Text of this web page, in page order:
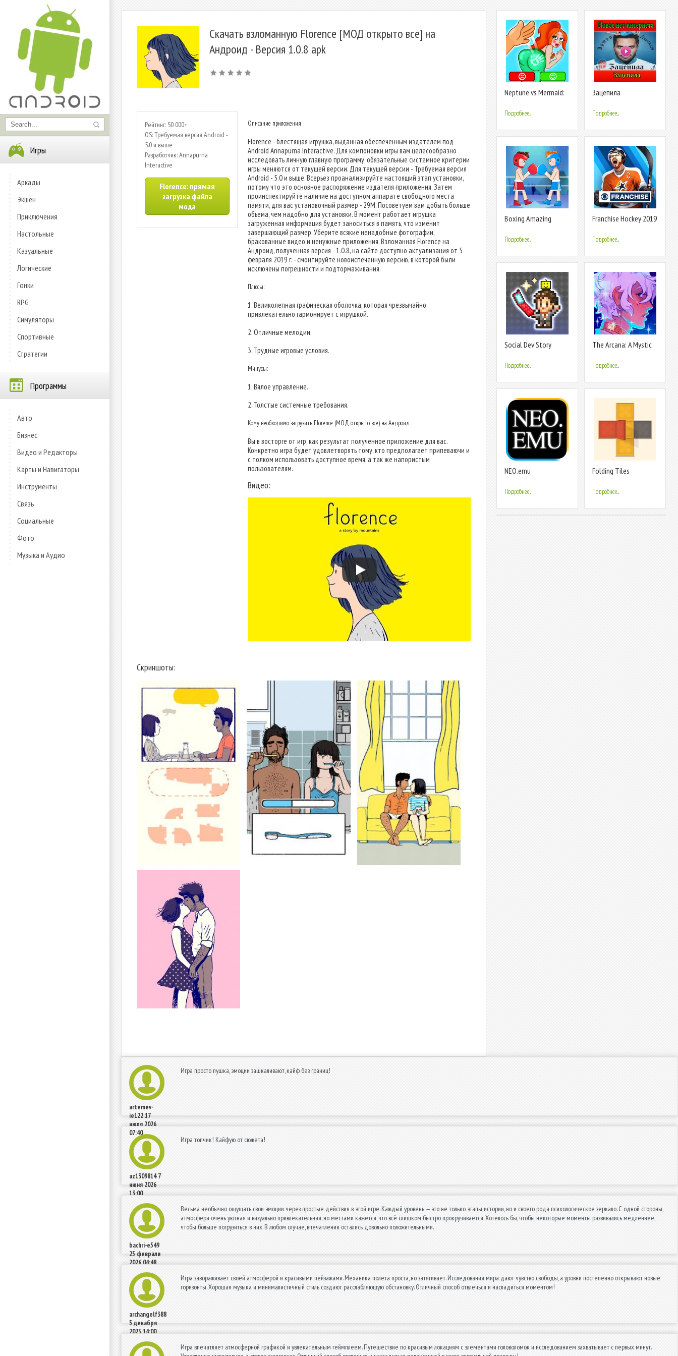
Игры
Аркады
Экшен
Приключения
Настольные
Казуальные
Логические
Гонки
RPG
Симуляторы
Спортивные
Стратегии
Программы
Авто
Бизнес
Видео и Редакторы
Карты и Навигаторы
Инструменты
Связь
Социальные
Фото
Музыка и Аудио
Скачать взломанную Florence [МОД открыто все] на
Андроид - Версия 1.0.8 apk
Рейтинг: 50 000+
OS: Требуемая версия Android -
5.0 и выше
Разработчик: Annapurna
Interactive
Florence: прямая
загрузка файла
мода
Описание приложения
Florence - блестящая игрушка, выданная обеспеченным издателем под
Android Annapurna Interactive. Для компоновки игры вам целесообразно
исследовать личную главную программу, обязательные системное критерии
игры меняются от текущей версии. Для текущей версии - Требуемая версия
Android - 5.0 и выше. Всерьез проанализируйте настоящий этап установки,
потому что это основное распоряжение издателя приложения. Затем
проинспектируйте наличие на доступном аппарате свободного места
памяти, для вас установочный размер - 29M. Посоветуем вам добыть больше
объема, чем надобно для установки. В момент работает игрушка
загруженная информация будет заноситься в память, что изменит
завершающий размер. Уберите всякие ненадобные фотографии,
бракованные видео и ненужные приложения. Взломанная Florence на
Андроид, полученная версия - 1.0.8, на сайте доступно актуализация от 5
февраля 2019 г. - смонтируйте новоиспеченную версию, в которой были
исключены погрешности и подтормаживания.
Плюсы:
1. Великолепная графическая оболочка, которая чрезвычайно
привлекательно гармонирует с игрушкой.
2. Отличные мелодии.
3. Трудные игровые условия.
Минусы:
1. Вялое управление.
2. Толстые системные требования.
Кому необходимо загрузить Florence (МОД открыто все) на Андроид
Вы в восторге от игр, как результат полученное приложение для вас.
Конкретно игра будет удовлетворять тому, кто предполагает припеваючи и
с толком использовать доступное время, а так же напористым
пользователям.
Видео:
Скриншоты:
Neptune vs Mermaid:
Подробнее...
Зацепила
Подробнее...
Boxing Amazing
Подробнее...
Franchise Hockey 2019
Подробнее...
Social Dev Story
Подробнее...
The Arcana: A Mystic
Story
Подробнее...
NEO.emu
Подробнее...
Folding Tiles
Подробнее...
artemev-
ie12217
июля 2026
07:40
Игра просто пушка, эмоции зашкаливают, кайф без границ!
az1309814 7
июня 2026
13:00
Игра топчик! Кайфую от сюжета!
bachri-e549
25 февраля
2026 04:48
Весьма необычно ощущать свои эмоции через простые действия в этой игре. Каждый уровень — это не только этапы истории, но и своего рода психологическое зеркало. С одной стороны,
атмосфера очень уютная и визуально привлекательная, но местами кажется, что всё слишком быстро прокручивается. Хотелось бы, чтобы некоторые моменты развивались медленнее,
чтобы больше погрузиться в них. В любом случае, впечатления остались довольно положительными.
archangelf388
5 декабря
2025 14:00
Игра завораживает своей атмосферой и красивыми пейзажами. Механика полета проста, но затягивает. Исследования мира дают чувство свободы, а уровни постепенно открывают новые
горизонты. Хорошая музыка и минималистичный стиль создают расслабляющую обстановку. Отличный способ отвлечься и насладиться моментом!
Игра впечатляет атмосферной графикой и увлекательным геймплеем. Путешествие по красивым локациям с элементами головоломок и исследованием захватывает с первых минут.